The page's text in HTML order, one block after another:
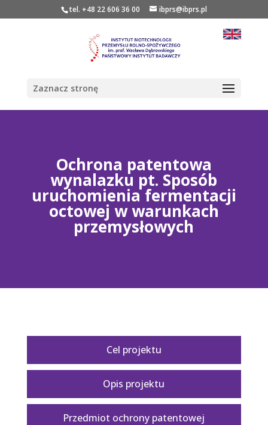
tel. +48 22 606 36 00 ibprs@ibprs.pl
Zaznacz stronę
Ochrona patentowa
wynalazku pt. Sposób
uruchomienia fermentacji
octowej w warunkach
przemysłowych
Cel projektu
Opis projektu
Przedmiot ochrony patentowej